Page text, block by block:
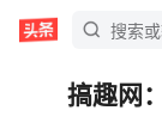
搞趣网